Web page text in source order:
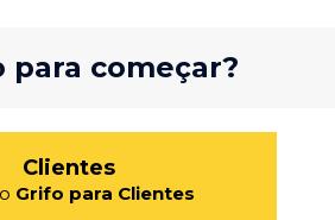
para começar?
Clientes
Grifo para Clientes